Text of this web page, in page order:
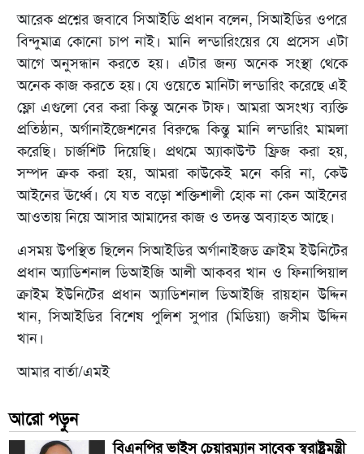
আরেক প্রশ্নের জবাবে সিআইডি প্রধান বলেন, সিআইডির ওপরে
বিন্দুমাত্র কোনো চাপ নাই। মানি লন্ডারিংয়ের যে প্রসেস এটা
আগে অনুসন্ধান করতে হয়। এটার জন্য অনেক সংস্থা থেকে
অনেক কাজ করতে হয়। যে ওয়েতে মানিটা লন্ডারিং করেছে এই
ফ্লো এগুলো বের করা কিন্তু অনেক টাফ। আমরা অসংখ্য ব্যক্তি
প্রতিষ্ঠান, অর্গানাইজেশনের বিরুদ্ধে কিন্তু মানি লন্ডারিং মামলা
করেছি। চার্জশিট দিয়েছি। প্রথমে অ্যাকাউন্ট ফ্রিজ করা হয়,
সম্পদ ক্রক করা হয়, আমরা কাউকেই মনে করি না, কেউ
আইনের ঊর্ধ্বে। যে যত বড়ো শক্তিশালী হোক না কেন আইনের
আওতায় নিয়ে আসার আমাদের কাজ ও তদন্ত অব্যাহত আছে।
এসময় উপস্থিত ছিলেন সিআইডির অর্গানাইজড ক্রাইম ইউনিটের
প্রধান অ্যাডিশনাল ডিআইজি আলী আকবর খান ও ফিনান্সিয়াল
ক্রাইম ইউনিটের প্রধান অ্যাডিশনাল ডিআইজি রায়হান উদ্দিন
খান, সিআইডির বিশেষ পুলিশ সুপার (মিডিয়া) জসীম উদ্দিন
খান।
আমার বার্তা/এমই
আরো পড়ুন
বিএনপির ভাইস চেয়ারম্যান সাবেক স্বরাষ্ট্রমন্ত্রী